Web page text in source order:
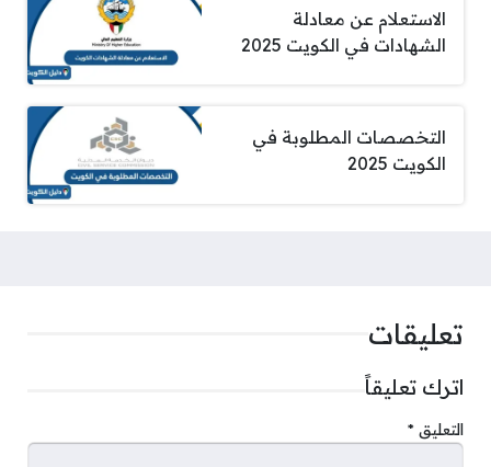
الاستعلام عن معادلة
الشهادات في الكويت 2025
التخصصات المطلوبة في
الكويت 2025
تعليقات
اترك تعليقاً
التعليق *